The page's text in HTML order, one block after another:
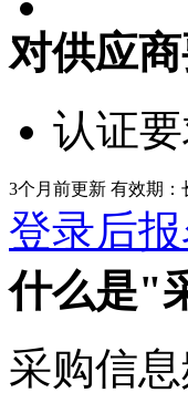
对供应商
认证要
3个月前更新 有效期：
登录后报
什么是"
采购信